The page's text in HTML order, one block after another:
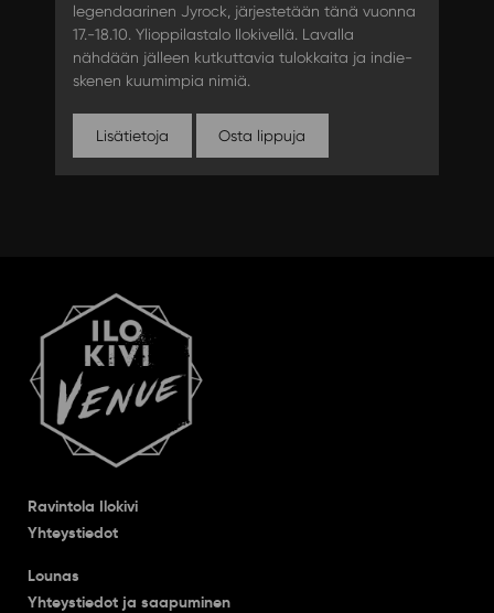
legendaarinen Jyrock, järjestetään tänä vuonna
17.-18.10. Ylioppilastalo Ilokivellä. Lavalla
nähdään jälleen kutkuttavia tulokkaita ja indie-
skenen kuumimpia nimiä.
Lisätietoja Osta lippuja
Ravintola Ilokivi
Yhteystiedot
Lounas
Yhteystiedot ja saapuminen